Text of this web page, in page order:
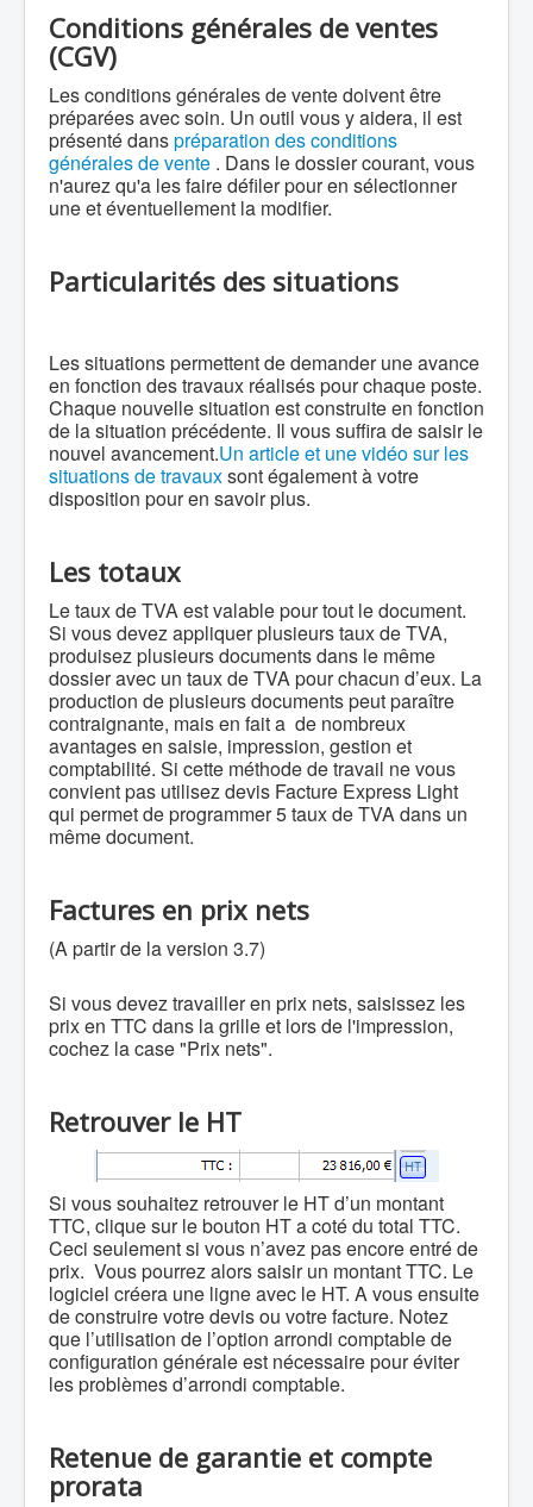
Conditions générales de ventes
(CGV)
Les conditions générales de vente doivent être
préparées avec soin. Un outil vous y aidera, il est
présenté danspréparation des conditions
générales de vente . Dans le dossier courant, vous
n'aurez qu'a les faire défiler pour en sélectionner
une et éventuellement la modifier.
Particularités des situations
Les situations permettent de demander une avance
en fonction des travaux réalisés pour chaque poste.
Chaque nouvelle situation est construite en fonction
de la situation précédente. Il vous suffira de saisir le
nouvel avancement.Un article et une vidéo sur les
situations de travauxsont également à votre
disposition pour en savoir plus.
Les totaux
Le taux de TVA est valable pour tout le document.
Si vous devez appliquer plusieurs taux de TVA,
produisez plusieurs documents dans le même
dossier avec un taux de TVA pour chacun d’eux. La
production de plusieurs documents peut paraître
contraignante, mais en fait a de nombreux
avantages en saisie, impression, gestion et
comptabilité. Si cette méthode de travail ne vous
convient pas utilisez devis Facture Express Light
qui permet de programmer 5 taux de TVA dans un
même document.
Factures en prix nets
(A partir de la version 3.7)
Si vous devez travailler en prix nets, saisissez les
prix en TTC dans la grille et lors de l'impression,
cochez la case "Prix nets".
Retrouver le HT
Si vous souhaitez retrouver le HT d’un montant
TTC, clique sur le bouton HT a coté du total TTC.
Ceci seulement si vous n’avez pas encore entré de
prix. Vous pourrez alors saisir un montant TTC. Le
logiciel créera une ligne avec le HT. A vous ensuite
de construire votre devis ou votre facture. Notez
que l’utilisation de l’option arrondi comptable de
configuration générale est nécessaire pour éviter
les problèmes d’arrondi comptable.
Retenue de garantie et compte
prorata